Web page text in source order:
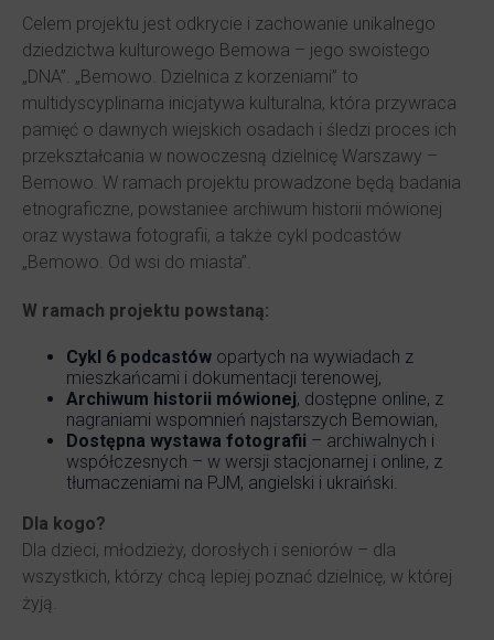
Celem projektu jest odkrycie i zachowanie unikalnego
dziedzictwa kulturowego Bemowa – jego swoistego
„DNA”. „Bemowo. Dzielnica z korzeniami” to
multidyscyplinarna inicjatywa kulturalna, która przywraca
pamięć o dawnych wiejskich osadach i śledzi proces ich
przekształcania w nowoczesną dzielnicę Warszawy –
Bemowo. W ramach projektu prowadzone będą badania
etnograficzne, powstaniee archiwum historii mówionej
oraz wystawa fotografii, a także cykl podcastów
„Bemowo. Od wsi do miasta”.
W ramach projektu powstaną:
Cykl 6 podcastów opartych na wywiadach z
mieszkańcami i dokumentacji terenowej,
Archiwum historii mówionej, dostępne online, z
nagraniami wspomnień najstarszych Bemowian,
Dostępna wystawa fotografii – archiwalnych i
współczesnych – w wersji stacjonarnej i online, z
tłumaczeniami na PJM, angielski i ukraiński.
Dla kogo?
Dla dzieci, młodzieży, dorosłych i seniorów – dla
wszystkich, którzy chcą lepiej poznać dzielnicę, w której
żyją.